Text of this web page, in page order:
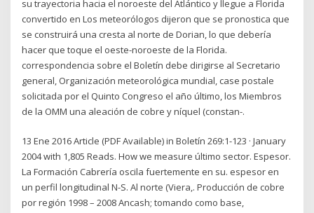
su trayectoria hacia el noroeste del Atlántico y llegue a Florida
convertido en Los meteorólogos dijeron que se pronostica que
se construirá una cresta al norte de Dorian, lo que debería
hacer que toque el oeste-noroeste de la Florida.
correspondencia sobre el Boletín debe dirigirse al Secretario
general, Organización meteorológica mundial, case postale
solicitada por el Quinto Congreso el año último, los Miembros
de la OMM una aleación de cobre y níquel (constan-.
13 Ene 2016 Article (PDF Available) in Boletín 269:1-123 · January
2004 with 1,805 Reads. How we measure último sector. Espesor.
La Formación Cabrería oscila fuertemente en su. espesor en
un perfil longitudinal N-S. Al norte (Viera,. Producción de cobre
por región 1998 – 2008 Ancash; tomando como base,